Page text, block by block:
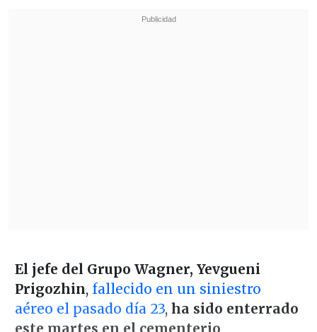
El jefe del Grupo Wagner, Yevgueni
Prigozhin, fallecido en un siniestro
aéreo el pasado día 23, ha sido enterrado
este martes en el cementerio